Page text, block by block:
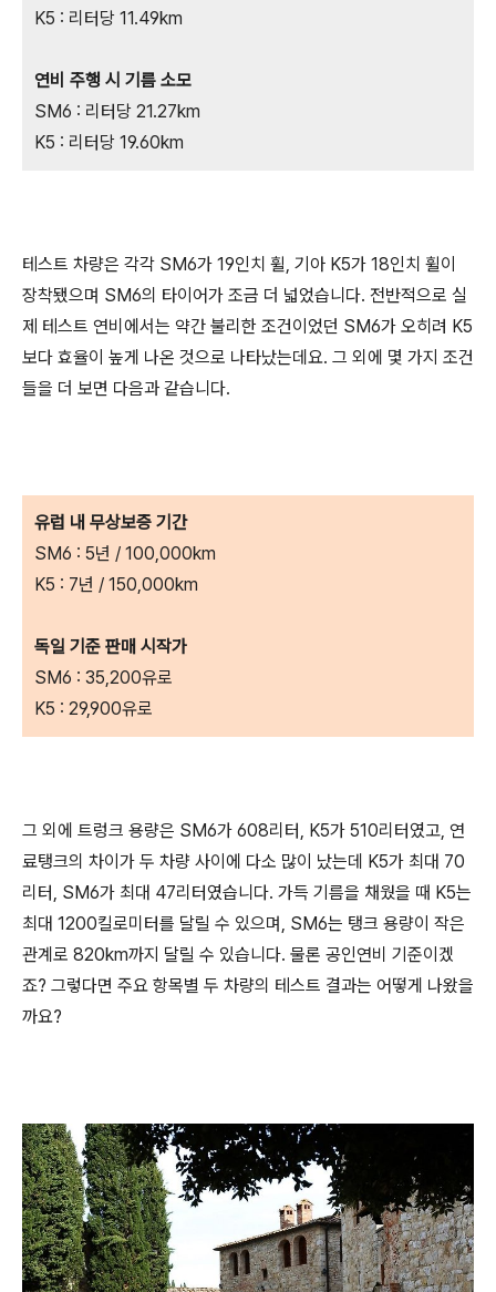
K5 : 리터당 11.49km
연비 주행 시 기름 소모
SM6 : 리터당 21.27km
K5 : 리터당 19.60km
테스트 차량은 각각 SM6가 19인치 휠, 기아 K5가 18인치 휠이
장착됐으며 SM6의 타이어가 조금 더 넓었습니다. 전반적으로 실
제 테스트 연비에서는 약간 불리한 조건이었던 SM6가 오히려 K5
보다 효율이 높게 나온 것으로 나타났는데요. 그 외에 몇 가지 조건
들을 더 보면 다음과 같습니다.
유럽 내 무상보증 기간
SM6 : 5년 / 100,000km
K5 : 7년 / 150,000km
독일 기준 판매 시작가
SM6 : 35,200유로
K5 : 29,900유로
그 외에 트렁크 용량은 SM6가 608리터, K5가 510리터였고, 연
료탱크의 차이가 두 차량 사이에 다소 많이 났는데 K5가 최대 70
리터, SM6가 최대 47리터였습니다. 가득 기름을 채웠을 때 K5는
최대 1200킬로미터를 달릴 수 있으며, SM6는 탱크 용량이 작은
관계로 820km까지 달릴 수 있습니다. 물론 공인연비 기준이겠
죠? 그렇다면 주요 항목별 두 차량의 테스트 결과는 어떻게 나왔을
까요?